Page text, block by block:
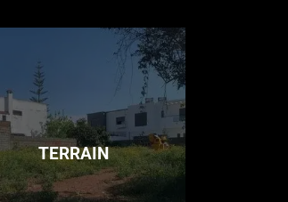
TERRAIN